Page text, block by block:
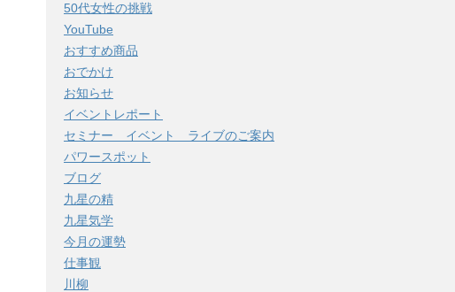
イ
ブ
50代女性の挑戦
YouTube
おすすめ商品
おでかけ
お知らせ
イベントレポート
セミナー イベント ライブのご案内
パワースポット
ブログ
九星の精
九星気学
今月の運勢
仕事観
川柳